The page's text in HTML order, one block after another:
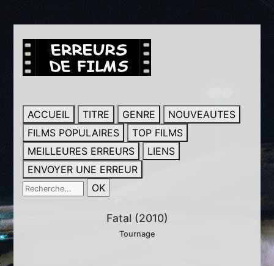
ACCUEIL TITRE GENRE
NOUVEAUTES
FILMS POPULAIRES
TOP FILMS
MEILLEURES ERREURS
LIENS
ENVOYER UNE ERREUR
Fatal (2010)
Tournage